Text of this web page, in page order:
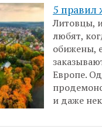
5 правил
Литовцы,
любят,
обижены,
Европе.
и даже